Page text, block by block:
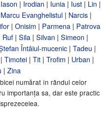
Iason | Irodian | Iunia | Iust | Lin |
Marcu Evanghelistul| Narcis|
| Onisim | Parmena | Patrova
Ruf| Sila| Silvan | Simeon |
Întâiul-mucenic| Tadeu |
| Timotei| Tit| Trofim | Urban |
| Zina
numărat în rândul celor
importanța sa, dar este practic